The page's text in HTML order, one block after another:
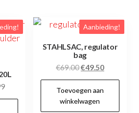
Prijsklasse:
€21.50
Aanbieding!
STAHLSAC, regulator
bag
€69.00Oorspronkelijke
prijs
was:
€69.00.
€49.50Huidige
prijs
Toevoegen aan
winkelwagen